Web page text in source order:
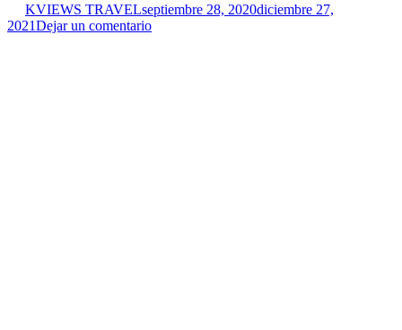
KVIEWS TRAVELseptiembre 28, 2020diciembre 27,
2021Dejar un comentario